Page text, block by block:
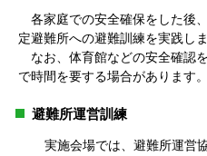
各家庭での安全確保をした後
定避難所への避難訓練を実践しま
なお、体育館などの安全確認
で時間を要する場合があります。
避難所運営訓練
実施会場では、避難所運営